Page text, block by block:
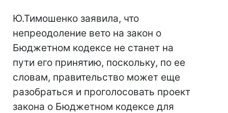
Ю.Тимошенко заявила, что
непреодоление вето на закон о
Бюджетном кодексе не станет на
пути его принятию, поскольку, по ее
словам, правительство может еще
разобраться и проголосовать проект
закона о Бюджетном кодексе для